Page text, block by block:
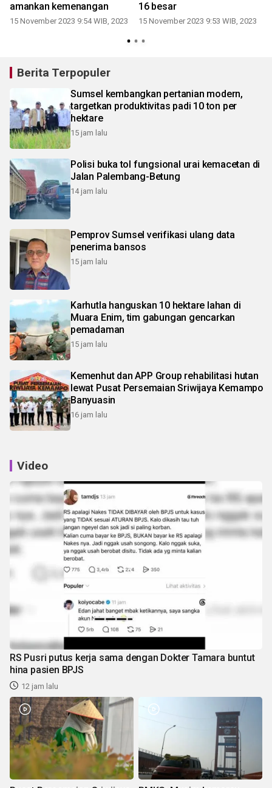
amankan kemenangan
15 November 2023 9:54 WIB, 2023
16 besar
15 November 2023 9:53 WIB, 2023
Berita Terpopuler
Sumsel kembangkan pertanian modern,
targetkan produktivitas padi 10 ton per
hektare
15 jam lalu
Polisi buka tol fungsional urai kemacetan di
Jalan Palembang-Betung
14 jam lalu
Pemprov Sumsel verifikasi ulang data
penerima bansos
15 jam lalu
Karhutla hanguskan 10 hektare lahan di
Muara Enim, tim gabungan gencarkan
pemadaman
15 jam lalu
Kemenhut dan APP Group rehabilitasi hutan
lewat Pusat Persemaian Sriwijaya Kemampo
Banyuasin
16 jam lalu
Video
RS Pusri putus kerja sama dengan Dokter Tamara buntut
hina pasien BPJS
12 jam lalu